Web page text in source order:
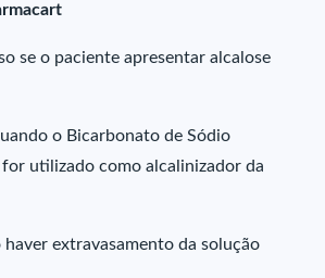
se o paciente apresentar alcalose
o Bicarbonato de Sódio
utilizado como alcalinizador da
extravasamento da solução